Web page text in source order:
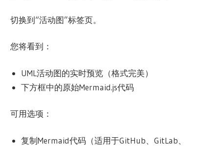
切换到“活动图”标签页。
您将看到：
UML活动图的实时预览（格式完美）
下方框中的原始Mermaid.js代码
可用选项：
复制Mermaid代码（适用于GitHub、GitLab、